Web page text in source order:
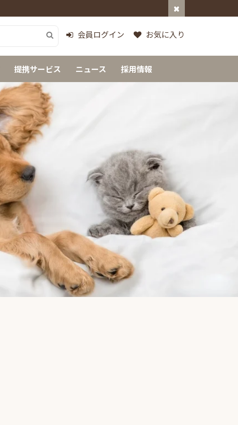
会員ログイン お気に入り
提携サービス ニュース 採用情報